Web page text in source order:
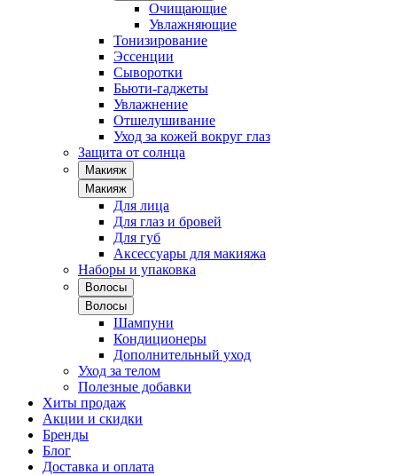
Очищающие
Увлажняющие
Тонизирование
Эссенции
Сыворотки
Бьюти-гаджеты
Увлажнение
Отшелушивание
Уход за кожей вокруг глаз
Защита от солнца
Макияж
Макияж
Для лица
Для глаз и бровей
Для губ
Аксессуары для макияжа
Наборы и упаковка
Волосы
Волосы
Шампуни
Кондиционеры
Дополнительный уход
Уход за телом
Полезные добавки
Хиты продаж
Акции и скидки
Бренды
Блог
Доставка и оплата